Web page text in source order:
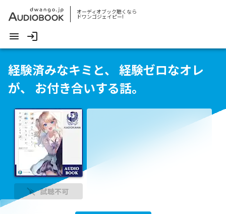
オーディオブック聴くなら
ドワンゴジェイピー!
経験済みなキミと、 経験ゼロなオレ
が、 お付き合いする話。
試聴不可